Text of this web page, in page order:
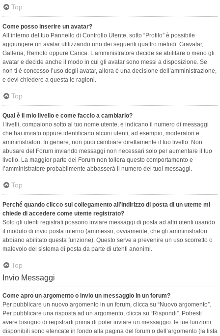
Top
Come posso inserire un avatar?
All’interno del tuo Pannello di Controllo Utente, sotto “Profilo” è possibile
aggiungere un avatar utilizzando uno dei seguenti quattro metodi: Gravatar,
Galleria, Remoto oppure Carica. L’amministratore decide se abilitare o meno gli
avatar e decide anche il modo in cui gli avatar sono messi a disposizione. Se
non ti è concesso l’uso degli avatar, allora è una decisione dell’amministrazione,
e devi chiedere a questa le ragioni.
Top
Qual è il mio livello e come faccio a cambiarlo?
I livelli, compaiono sotto al tuo nome utente, e indicano il numero di messaggi
che hai inviato oppure identificano alcuni utenti, ad esempio, moderatori e
amministratori. In genere, non puoi cambiare direttamente il tuo livello. Non
abusare del Forum inviando messaggi non necessari solo per aumentare il tuo
livello. La maggior parte dei Forum non tollera questo comportamento e
l’amministratore probabilmente abbasserà il numero dei tuoi messaggi.
Top
Perché quando clicco sul collegamento all’indirizzo di posta di un utente mi
chiede di accedere come utente registrato?
Solo gli utenti registrati possono inviare messaggi di posta ad altri utenti usando
il modulo di invio posta interno (ammesso, ovviamente, che gli amministratori
abbiano abilitato questa funzione). Questo serve a prevenire un uso scorretto o
malevolo del sistema di posta da parte di utenti anonimi.
Top
Invio Messaggi
Come apro un argomento o invio un messaggio in un forum?
Per pubblicare un nuovo argomento in un forum, clicca su “Nuovo argomento”.
Per pubblicare una risposta ad un argomento, clicca su “Rispondi”. Potresti
avere bisogno di registrarti prima di poter inviare un messaggio: le tue funzioni
disponibili sono elencate in fondo alla pagina del forum o dell’argomento (la lista